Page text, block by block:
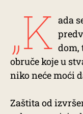
„K ada
dom,
obruče koje u
niko neće moći
Zaštita od